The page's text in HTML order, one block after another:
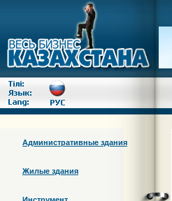
Административные здания
Жилые здания